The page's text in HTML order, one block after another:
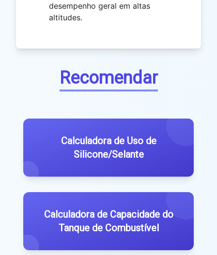
desempenho geral em altas
altitudes.
Recomendar
Calculadora de Uso de
Silicone/Selante
Calculadora de Capacidade do
Tanque de Combustível